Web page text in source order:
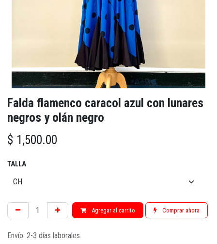
Falda flamenco caracol azul con lunares
negros y olán negro
$ 1,500.00
TALLA
Agregar al carrito Comprar ahora
Envío: 2-3 días laborales